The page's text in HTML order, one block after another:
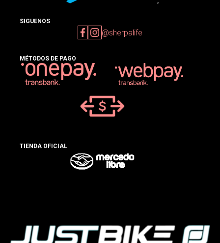
SIGUENOS
@sherpalife
MÉTODOS DE PAGO
TIENDA OFICIAL